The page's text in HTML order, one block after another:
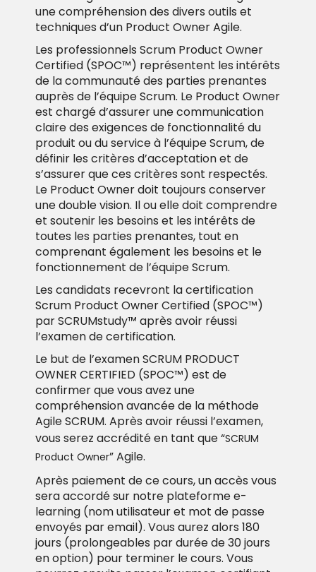
une compréhension des divers outils et
techniques d’un Product Owner Agile.
Les professionnels Scrum Product Owner
Certified (SPOC™) représentent les intérêts
de la communauté des parties prenantes
auprès de l’équipe Scrum. Le Product Owner
est chargé d’assurer une communication
claire des exigences de fonctionnalité du
produit ou du service à l’équipe Scrum, de
définir les critères d’acceptation et de
s’assurer que ces critères sont respectés.
Le Product Owner doit toujours conserver
une double vision. Il ou elle doit comprendre
et soutenir les besoins et les intérêts de
toutes les parties prenantes, tout en
comprenant également les besoins et le
fonctionnement de l’équipe Scrum.
Les candidats recevront la certification
Scrum Product Owner Certified (SPOC™)
par SCRUMstudy™ après avoir réussi
l’examen de certification.
Le but de l’examenSCRUM PRODUCT
OWNER CERTIFIED (SPOC™) est de
confirmer que vous avez une
compréhension avancée de la méthode
Agile SCRUM. Après avoir réussi l’examen,
vous serez accrédité en tant que “SCRUM
Product Owner” Agile.
Après paiement de ce cours, un accès vous
sera accordé sur notre plateforme e-
learning (nom utilisateur et mot de passe
envoyés par email). Vous aurez alors 180
jours (prolongeables par durée de 30 jours
en option) pour terminer le cours. Vous